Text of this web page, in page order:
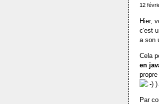
12
Hier,
c'est
a son
Cela
en
).
Par